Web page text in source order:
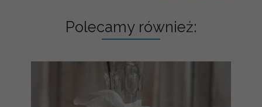
Polecamy również: